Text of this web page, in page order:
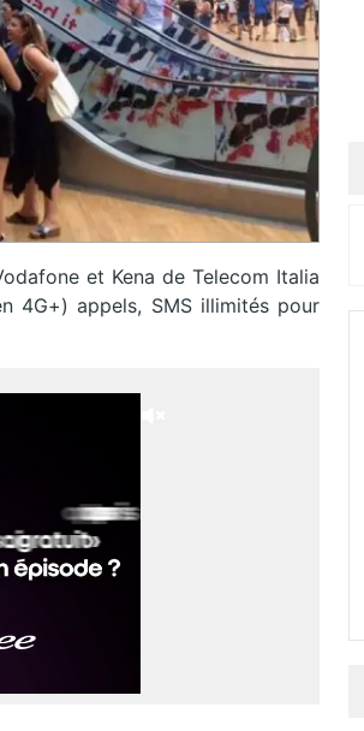
et Kena de Telecom Italia
4G+) appels, SMS illimités pour